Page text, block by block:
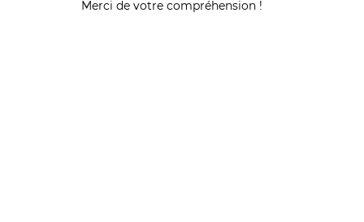
Merci de votre compréhension !